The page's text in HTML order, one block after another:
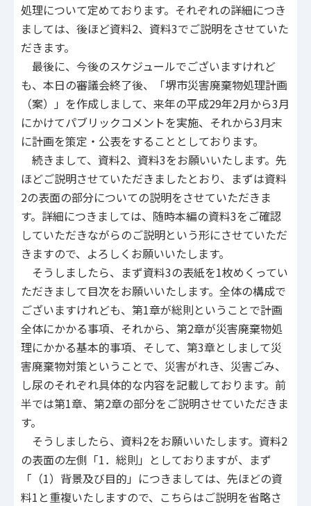
処理について定めております。それぞれの詳細につき
ましては、後ほど資料2、資料3でご説明をさせていた
だきます。
最後に、今後のスケジュールでございますけれど
も、本日の審議会終了後、「堺市災害廃棄物処理計画
（案）」を作成しまして、来年の平成29年2月から3月
にかけてパブリックコメントを実施、それから3月末
に計画を策定・公表をすることとしております。
続きまして、資料2、資料3をお願いいたします。先
ほどご説明させていただきましたとおり、まずは資料
2の表面の部分についての説明をさせていただきま
す。詳細につきましては、随時本編の資料3をご確認
していただきながらのご説明という形にさせていただ
きますので、よろしくお願いいたします。
そうしましたら、まず資料3の表紙を1枚めくってい
ただきまして目次をお願いいたします。全体の構成で
ございますけれども、第1章が総則ということで計画
全体にかかる事項、それから、第2章が災害廃棄物処
理にかかる基本的事項、そして、第3章としまして災
害廃棄物対策ということで、災害がれき、災害ごみ、
し尿のそれぞれ具体的な内容を記載しております。前
半では第1章、第2章の部分をご説明させていただきま
す。
そうしましたら、資料2をお願いいたします。資料2
の表面の左側「1．総則」としておりますが、まず
「（1）背景及び目的」につきましては、先ほどの資
料1と重複いたしますので、こちらはご説明を省略さ